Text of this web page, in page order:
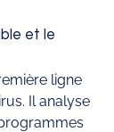
et le
ligne
Il analyse